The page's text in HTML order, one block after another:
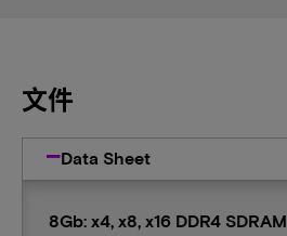
文件
Data Sheet
8Gb: x4, x8, x16 DDR4 SDRAM